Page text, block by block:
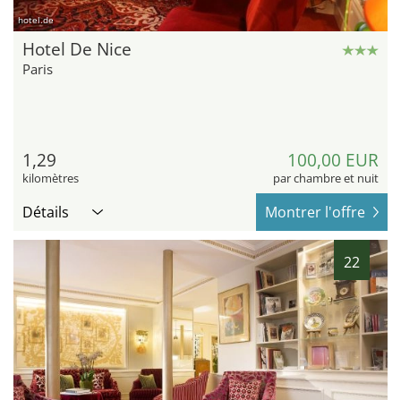
hotel.de
Hotel De Nice
Paris
1,29
kilomètres
100,00 EUR
par chambre et nuit
Détails Montrer l'offre
22